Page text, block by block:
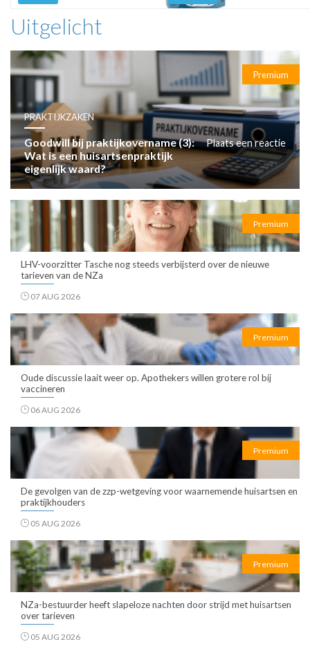
Uitgelicht
Premium
PRAKTIJKZAKEN
Goodwill bij praktijkovername (3):
Wat is een huisartsenpraktijk
eigenlijk waard?
Plaats een reactie
Premium
LHV-voorzitter Tasche nog steeds verbijsterd over de nieuwe
tarieven van de NZa
07 AUG 2026
Premium
Oude discussie laait weer op. Apothekers willen grotere rol bij
vaccineren
06 AUG 2026
Premium
De gevolgen van de zzp-wetgeving voor waarnemende huisartsen en
praktijkhouders
05 AUG 2026
Premium
NZa-bestuurder heeft slapeloze nachten door strijd met huisartsen
over tarieven
05 AUG 2026